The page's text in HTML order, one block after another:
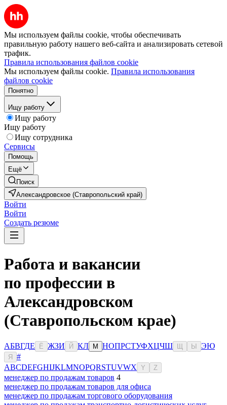
Мы используем файлы cookie, чтобы обеспечивать
правильную работу нашего веб-сайта и анализировать сетевой
трафик.
Правила использования файлов cookie
Мы используем файлы cookie. Правила использования
файлов cookie
Понятно
Ищу работу
Ищу работу
Ищу работу
Ищу сотрудника
Сервисы
Помощь
Ещё
Поиск
Александровское (Ставропольский край)
Войти
Войти
Создать резюме
Работа и вакансии
по профессии в
Александровском
(Ставропольском крае)
АБВГДЕ Ё ЖЗИ Й КЛ М НОПРСТУФХЦЧШ Ы ЭЮ
Я
#
ABCDEFGHIJKLMNOPQRSTUVWX Y Z
менеджер по продажам товаров 4
менеджер по продажам товаров для офиса
менеджер по продажам торгового оборудования